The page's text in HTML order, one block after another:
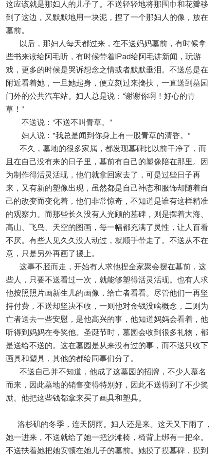
这应该就是那妇人的儿子了。不送轻轻地将那围巾和花瓣移
到了这边，又默默地用一块泥，捏了一个那妇人的像，放在
墓前。
以后，那妇人每天都过来，在不送妈妈墓前，有时候拿
些书来读给阿毛听，有时候带着IPad给阿毛讲新闻，玩游
戏，更多的时候是哭诉想念之情或者默默垂泪。不送总是在
附近看着她，一旦她起身，便立刻过来搀扶，一直送到墓园
门外的公共汽车站。妇人总是说：“谢谢你啊！好心的青
草！”
不送说：“不送不叫青草。”
妇人说："我总是闻到你身上有一股青草的清香。”
不久，墓地的很多家属，都发现墓碑比以前干净了，而
且在自己没有来的日子里，墓前有自己的塑像陪在那里。因
为制作得活灵活现，他们就拿回家去了，可是过些日子再
来，又有新的塑像出现，虽然都是自己神态和服饰却随着自
己的改变而变化着，他们非常惊奇，不知道是谁有这样精准
的观察力。而那些长久没有人光顾的墓碑，则是摆着大海、
高山、飞鸟、天空的图画，每一幅都充满了灵性，让人百看
不厌。有些人见久久没人动过，就顺手带走了。不送从不在
意，只是另外再画了摆上。
这事不胫而走，开始有人求他捏全家聚会摆在墓前，这
些人，只要不送看过一次，就能够塑得活灵活现。也有人求
他按照照片画新生儿的画像，给亡者看看。尽管他们一再坚
持付费，不送却坚决不收，一则他对金钱没啥概念，二则为
亡者送去一些安慰，是他高兴的事，他知道妈妈会看着，他
听得到妈妈在夸奖他。圣诞节时，墓园会收到很多礼物，都
是送给不送的。这在墓园是从来没有过的事，而不送只收下
画具和塑具，其他的都给同事们分了。
不送自己并不知道，他成了这墓园的招牌，不少人慕名
而来，因此墓地的销售变得特别好，因此不送得到了不少奖
励。他把这些钱都拿来买了画具和塑具。
洛杉矶的冬季，连天阴雨。妇人还是来。这天又下雨了，
她一进来，不送就给了她一把沙滩椅，椅背上绑有一把伞。
不送扶着她把她安顿在她儿子的墓前。她摸了摸墓碑，摸到